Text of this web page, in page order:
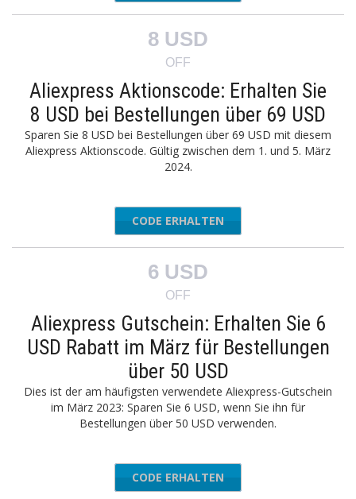
8 USD
OFF
Aliexpress Aktionscode: Erhalten Sie
8 USD bei Bestellungen über 69 USD
Sparen Sie 8 USD bei Bestellungen über 69 USD mit diesem
Aliexpress Aktionscode. Gültig zwischen dem 1. und 5. März
2024.
AE8CDAF
CODE ERHALTEN
6 USD
OFF
Aliexpress Gutschein: Erhalten Sie 6
USD Rabatt im März für Bestellungen
über 50 USD
Dies ist der am häufigsten verwendete Aliexpress-Gutschein
im März 2023: Sparen Sie 6 USD, wenn Sie ihn für
Bestellungen über 50 USD verwenden.
MAR6
CODE ERHALTEN